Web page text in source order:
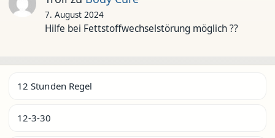
7. August 2024
Hilfe bei Fettstoffwechselstörung möglich ??
12 Stunden Regel
12-3-30